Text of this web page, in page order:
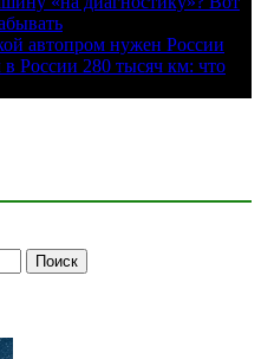
автопром нужен России
России 280 тысяч км: что